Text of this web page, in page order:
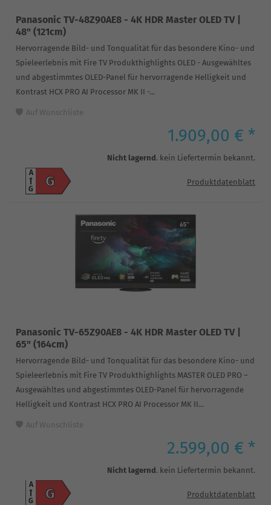
Panasonic TV-48Z90AE8 - 4K HDR Master OLED TV |
48" (121cm)
Hervorragende Bild- und Tonqualität für das besondere Kino- und
Spieleerlebnis mit Fire TV Produkthighlights OLED - Ausgewähltes
und abgestimmtes OLED-Panel für hervorragende Helligkeit und
Kontrast HCX PRO AI Processor MK II -...
Auf Wunschliste
1.909,00 € *
Nicht lagernd. kein Liefertermin bekannt.
G
A
G
Produktdatenblatt
Panasonic TV-65Z90AE8 - 4K HDR Master OLED TV |
65" (164cm)
Hervorragende Bild- und Tonqualität für das besondere Kino- und
Spieleerlebnis mit Fire TV Produkthighlights MASTER OLED PRO –
Ausgewähltes und abgestimmtes OLED-Panel für hervorragende
Helligkeit und Kontrast HCX PRO AI Processor MK II...
Auf Wunschliste
2.599,00 € *
Nicht lagernd. kein Liefertermin bekannt.
G
A
G
Produktdatenblatt